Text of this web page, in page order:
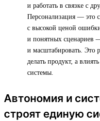
и работать в связке с
Персонализация — это
с высокой ценой
и понятных сценариев
и масштабировать. Это
делать продукт, а
системы.
Автономия и
строят единую